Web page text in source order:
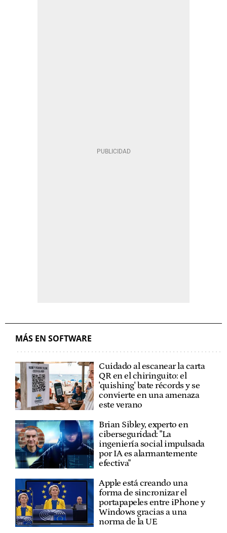
MÁS EN SOFTWARE
Cuidado al escanear la carta
QR en el chiringuito: el
'quishing' bate récords y se
convierte en una amenaza
este verano
Brian Sibley, experto en
ciberseguridad: "La
ingeniería social impulsada
por IA es alarmantemente
efectiva"
Apple está creando una
forma de sincronizar el
portapapeles entre iPhone y
Windows gracias a una
norma de la UE